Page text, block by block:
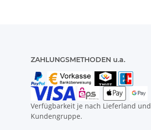
ZAHLUNGSMETHODEN u.a.
Verfügbarkeit je nach Lieferland und
Kundengruppe.